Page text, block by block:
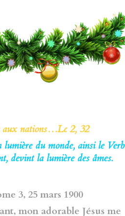
aux nations…Lc 2, 32
lumière du monde, ainsi le
devint la lumière des âmes.
3, 25 mars 1900
mon adorable Jésus me